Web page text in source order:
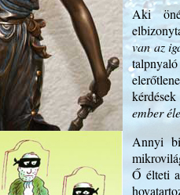
Aki
van az
ember
Annyi
Ő élteti